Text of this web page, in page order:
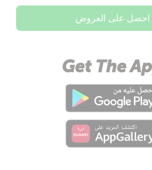
احصل على العروض